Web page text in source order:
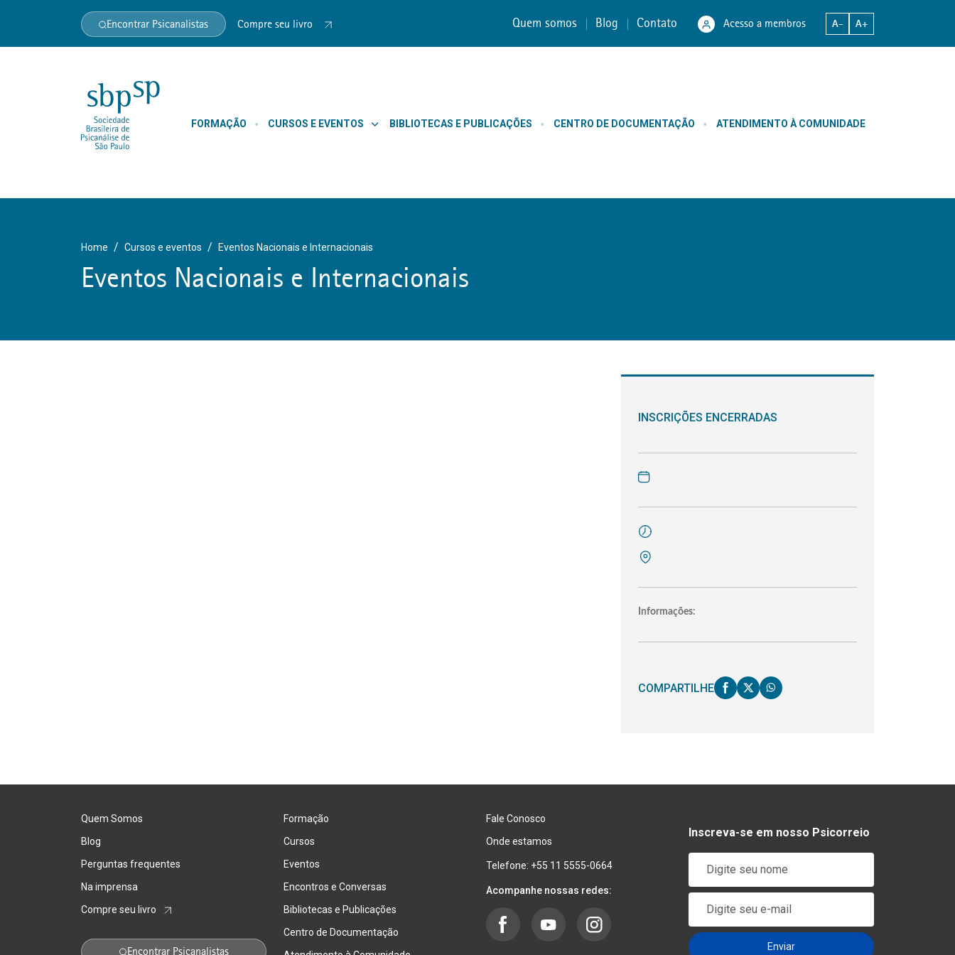
Encontrar Psicanalistas Compre seu livro Quem somos Blog Contato Acesso a membros A- A+
FORMAÇÃO CURSOS E EVENTOS BIBLIOTECAS E PUBLICAÇÕES CENTRO DE DOCUMENTAÇÃO ATENDIMENTO À COMUNIDADE
Home Cursos e eventos Eventos Nacionais e Internacionais
Eventos Nacionais e Internacionais
INSCRIÇÕES ENCERRADAS
Informações:
COMPARTILHE
Quem Somos
Blog
Perguntas frequentes
Na imprensa
Compre seu livro
Encontrar Psicanalistas
Formação
Cursos
Eventos
Encontros e Conversas
Bibliotecas e Publicações
Centro de Documentação
Fale Conosco
Onde estamos
Telefone: +55 11 5555-0664
Acompanhe nossas redes:
Inscreva-se em nosso Psicorreio